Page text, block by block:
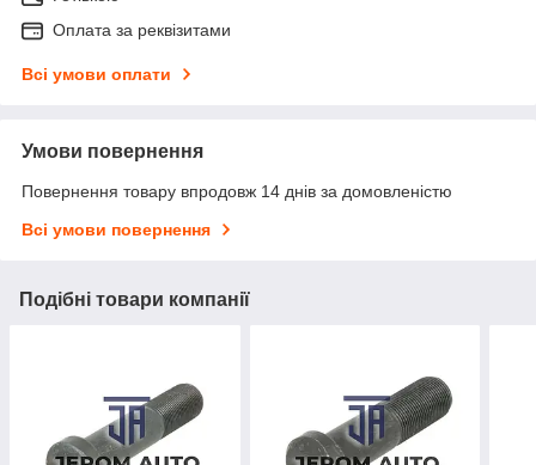
Оплата за реквізитами
Всі умови оплати
Умови повернення
Повернення товару впродовж 14 днів за домовленістю
Всі умови повернення
Подібні товари компанії